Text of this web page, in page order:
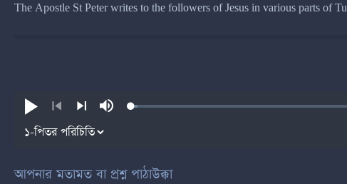
The Apostle St Peter writes to the followers of Jesus in various parts of
Play
Previous
Next
Mute Loaded:
আপনার মতামত বা প্রশ্ন পাঠাউক্কা